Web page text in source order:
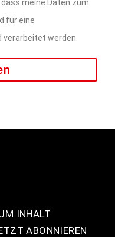
meine Daten zum
für eine
werden.
INHALT
ABONNIEREN